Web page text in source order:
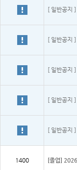
[ 일반공지 ]
[ 일반공지 ]
[ 일반공지 ]
[ 일반공지 ]
[ 일반공지 ]
1400